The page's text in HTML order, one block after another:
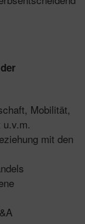
Mobilität,
mit den